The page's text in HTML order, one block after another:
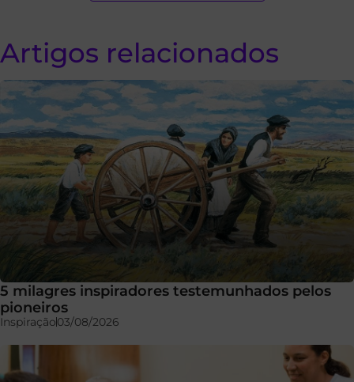
Artigos relacionados
5 milagres inspiradores testemunhados pelos
pioneiros
Inspiração03/08/2026